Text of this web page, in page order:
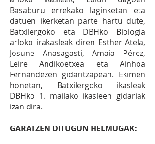
Basaburu errekako laginketan eta
datuen ikerketan parte hartu dute,
Batxilergoko eta DBHko Biologia
arloko irakasleak diren Esther Atela,
Josune Anasagasti, Amaia Pérez,
Leire Andikoetxea eta Ainhoa
Fernándezen gidaritzapean. Ekimen
honetan, Batxilergoko ikasleak
DBHko 1. mailako ikasleen gidariak
izan dira.
GARATZEN DITUGUN HELMUGAK: